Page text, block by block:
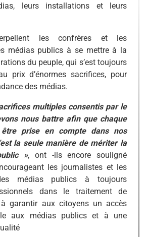
leurs installations et leurs
les confrères et les
médias publics à se mettre à la
du peuple, qui s’est toujours
prix d’énormes sacrifices, pour
des médias.
multiples consentis par le
nous battre afin que chaque
prise en compte dans nos
la seule manière de mériter la
», ont -ils encore souligné
les journalistes et les
médias publics à toujours
dans le traitement de
garantir aux citoyens un accès
aux médias publics et à une